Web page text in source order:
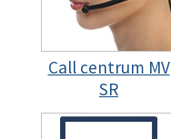
Call centrum MV
SR